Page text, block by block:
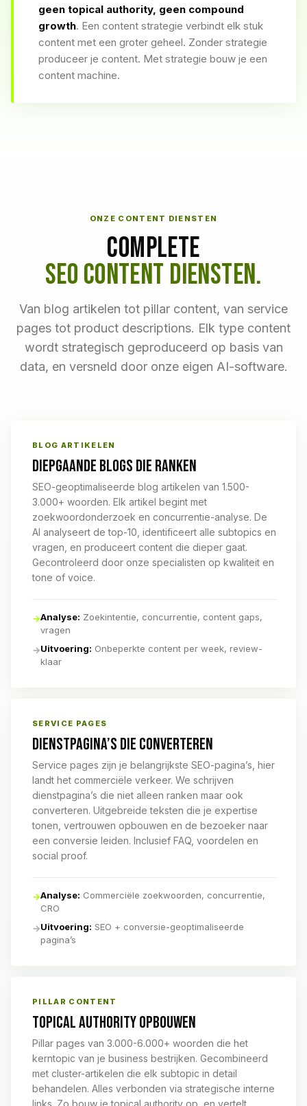
geen topical authority, geen compound
growth. Een content strategie verbindt elk stuk
content met een groter geheel. Zonder strategie
produceer je content. Met strategie bouw je een
content machine.
ONZE CONTENT DIENSTEN
COMPLETE
SEO CONTENT DIENSTEN.
Van blog artikelen tot pillar content, van service
pages tot product descriptions. Elk type content
wordt strategisch geproduceerd op basis van
data, en versneld door onze eigen AI-software.
BLOG ARTIKELEN
DIEPGAANDE BLOGS DIE RANKEN
SEO-geoptimaliseerde blog artikelen van 1.500-
3.000+ woorden. Elk artikel begint met
zoekwoordonderzoek en concurrentie-analyse. De
AI analyseert de top-10, identificeert alle subtopics en
vragen, en produceert content die dieper gaat.
Gecontroleerd door onze specialisten op kwaliteit en
tone of voice.
→Analyse: Zoekintentie, concurrentie, content gaps,
vragen
→Uitvoering: Onbeperkte content per week, review-
klaar
SERVICE PAGES
DIENSTPAGINA’S DIE CONVERTEREN
Service pages zijn je belangrijkste SEO-pagina’s, hier
landt het commerciële verkeer. We schrijven
dienstpagina’s die niet alleen ranken maar ook
converteren. Uitgebreide teksten die je expertise
tonen, vertrouwen opbouwen en de bezoeker naar
een conversie leiden. Inclusief FAQ, voordelen en
social proof.
→Analyse: Commerciële zoekwoorden, concurrentie,
CRO
→Uitvoering: SEO + conversie-geoptimaliseerde
pagina’s
PILLAR CONTENT
TOPICAL AUTHORITY OPBOUWEN
Pillar pages van 3.000-6.000+ woorden die het
kerntopic van je business bestrijken. Gecombineerd
met cluster-artikelen die elk subtopic in detail
behandelen. Alles verbonden via strategische interne
links. Zo bouw je topical authority op, en vertelt